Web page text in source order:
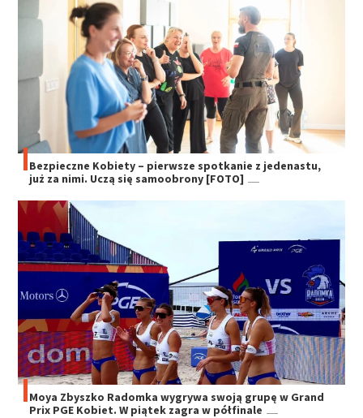
Bezpieczne Kobiety – pierwsze spotkanie z jedenastu,
już za nimi. Uczą się samoobrony [FOTO]
Moya Zbyszko Radomka wygrywa swoją grupę w Grand
Prix PGE Kobiet. W piątek zagra w półfinale